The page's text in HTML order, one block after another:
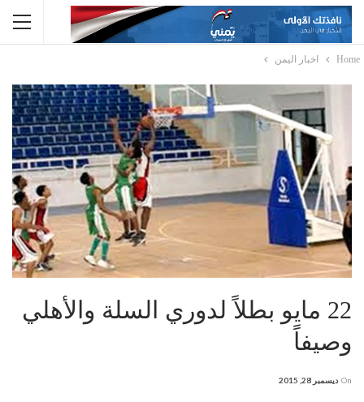
Home اخبار اليمن
22 مايو بطلاً لدوري السلة والأهلي
وصيفاً
On ديسمبر 28, 2015